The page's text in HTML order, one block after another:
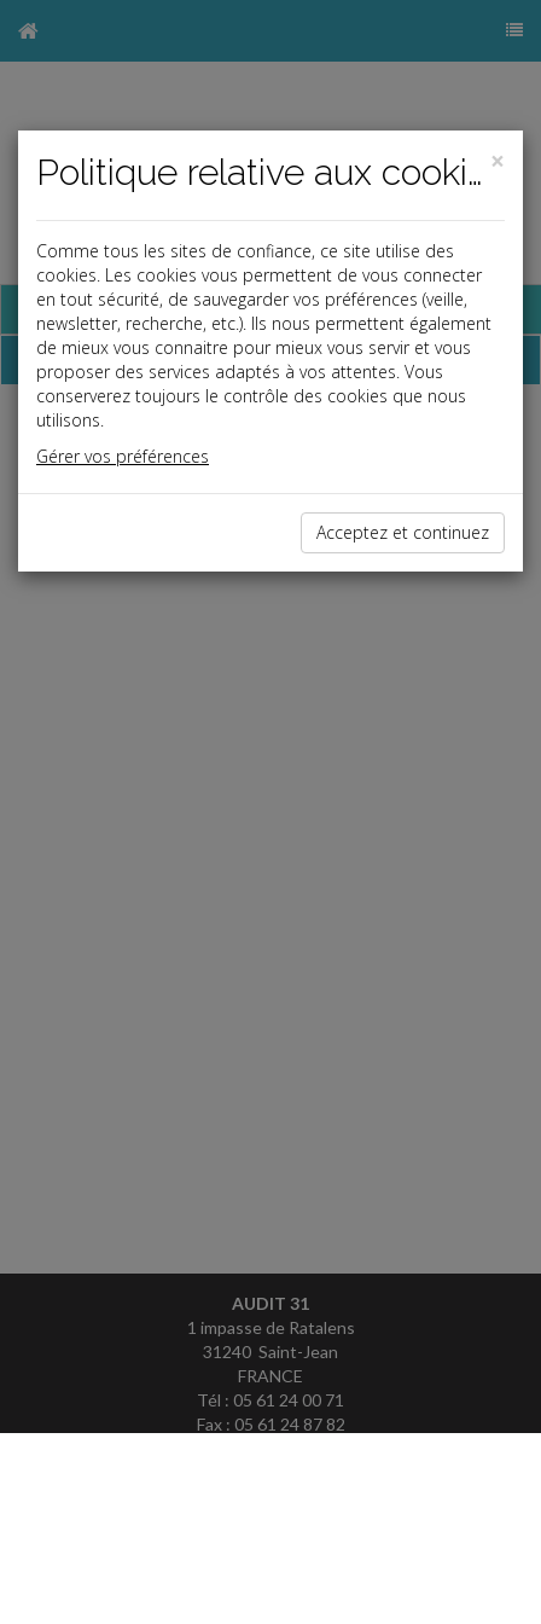
Base documentaire
Dossiers
Espace réservé
AUDIT 31
1 impasse de Ratalens
31240 Saint-Jean
FRANCE
Tél : 05 61 24 00 71
Fax : 05 61 24 87 82
×
Politique relative aux cookies
Comme tous les sites de confiance, ce site utilise des
cookies. Les cookies vous permettent de vous connecter
en tout sécurité, de sauvegarder vos préférences (veille,
newsletter, recherche, etc.). Ils nous permettent également
de mieux vous connaitre pour mieux vous servir et vous
proposer des services adaptés à vos attentes. Vous
conserverez toujours le contrôle des cookies que nous
utilisons.
Gérer vos préférences
Acceptez et continuez